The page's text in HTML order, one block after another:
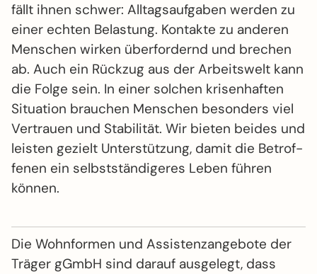
fällt ihnen schwer: Alltags­aufgaben werden zu
einer echten Belastung. Kontakte zu anderen
Menschen wirken über­fordernd und brechen
ab. Auch ein Rückzug aus der Arbeits­welt kann
die Folge sein. In einer solchen krisen­haften
Situation brauchen Menschen besonders viel
Vertrauen und Stabilität. Wir bieten beides und
leisten gezielt Unter­stützung, damit die Betrof­
fenen ein selbst­ständigeres Leben führen
können.
Die Wohn­formen und Assistenz­angebote der
Träger gGmbH sind darauf ausgelegt, dass